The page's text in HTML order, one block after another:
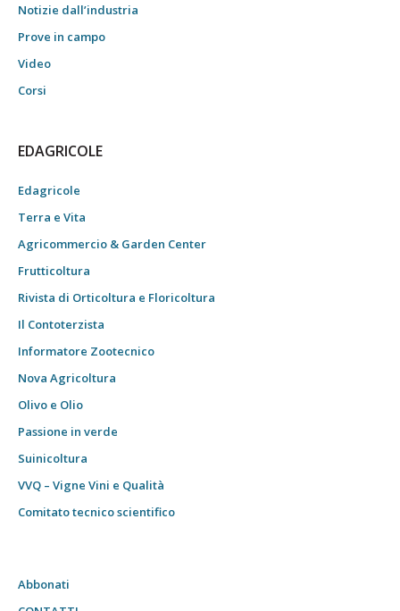
Notizie dall’industria
Prove in campo
Video
Corsi
EDAGRICOLE
Edagricole
Terra e Vita
Agricommercio & Garden Center
Frutticoltura
Rivista di Orticoltura e Floricoltura
Il Contoterzista
Informatore Zootecnico
Nova Agricoltura
Olivo e Olio
Passione in verde
Suinicoltura
VVQ – Vigne Vini e Qualità
Comitato tecnico scientifico
Abbonati